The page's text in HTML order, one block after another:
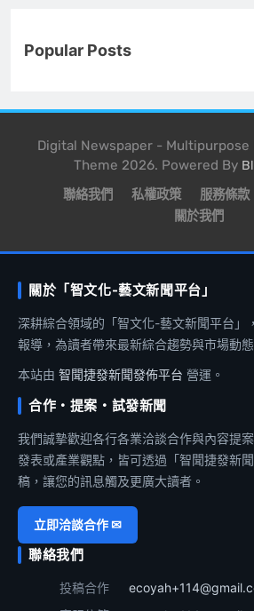
Popular Posts
Digital Newspaper - Multipurpose
Theme 2026. Powered By
聯絡我們 私權政策 服務條款
關於我們
關於「智文化-藝文新聞平台」
深耕綜合領域的「智文化-藝文新聞平台」
報導，為讀者帶來最新綜合趨勢與市場動態
本站由 智聞捷發新聞發佈平台 營運。
合作・提案・試發新聞
我們誠摯歡迎各行各業洽談合作與內容提
發表或產業觀點，皆可透過「智聞捷發新
稿，讓您的訊息觸及更廣大讀者。
立即洽談合作 ✉
聯絡我們
投稿合作